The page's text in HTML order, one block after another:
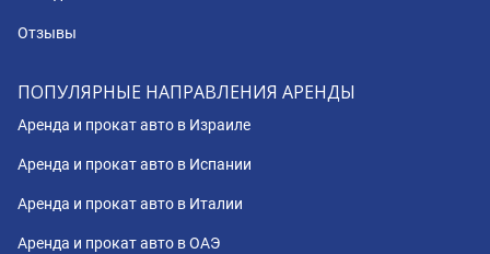
Отзывы
ПОПУЛЯРНЫЕ НАПРАВЛЕНИЯ АРЕНДЫ
Аренда и прокат авто в Израиле
Аренда и прокат авто в Испании
Аренда и прокат авто в Италии
Аренда и прокат авто в ОАЭ